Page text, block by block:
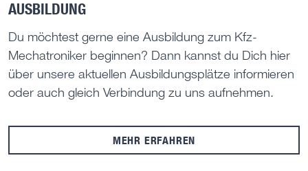
AUSBILDUNG
Du möchtest gerne eine Ausbildung zum Kfz-
Mechatroniker beginnen? Dann kannst du Dich hier
über unsere aktuellen Ausbildungsplätze informieren
oder auch gleich Verbindung zu uns aufnehmen.
MEHR ERFAHREN